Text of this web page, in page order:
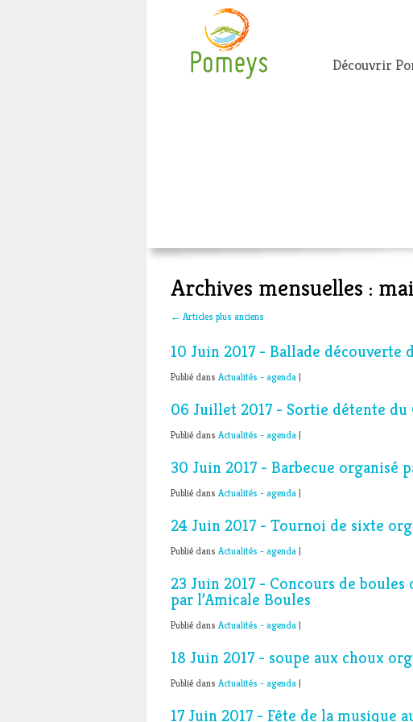
Découvrir
Archives mensuelles :
← Articles plus anciens
10 Juin 2017 - Ballade découverte
Publié dans Actualités - agenda |
06 Juillet 2017 - Sortie détente
Publié dans Actualités - agenda |
30 Juin 2017 - Barbecue organisé
Publié dans Actualités - agenda |
24 Juin 2017 - Tournoi de sixte
Publié dans Actualités - agenda |
23 Juin 2017 - Concours de boules
par l’Amicale Boules
Publié dans Actualités - agenda |
18 Juin 2017 - soupe aux choux
Publié dans Actualités - agenda |
17 Juin 2017 - Fête de la musique